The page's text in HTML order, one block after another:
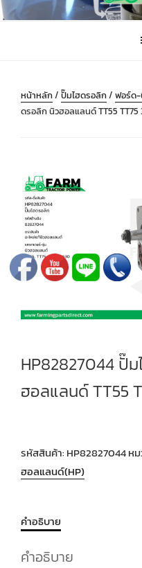
ข้ามFARMING
ฟาร์มมิ่งพาร์ทไดเร็ค อะไหล่ ร
หน้าหลัก/ ปั๊มไฮดรอลิก/ ฟอร์ด-
ดรอลิก นิวฮอลแลนด์ TT55 TT75
HP82827044 ปั๊
ฮอลแลนด์ TT55
รหัสสินค้า: HP82827044ห
ฮอลแลนด์(HP)
คำอธิบาย
คำอธิบาย